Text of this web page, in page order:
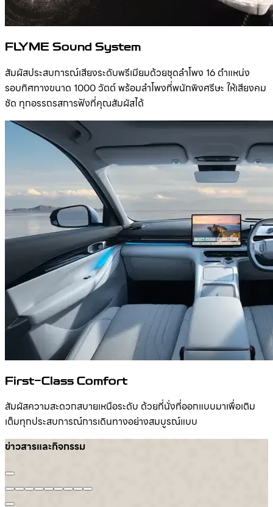
FLYME Sound System
สัมผัสประสบการณ์เสียงระดับพรีเมียมด้วยชุดลำโพง 16 ตำแหน่ง
รอบทิศทางขนาด 1000 วัตต์ พร้อมลำโพงที่พนักพิงศรีษะ ให้เสียงคม
ชัด ทุกอรรถรสการฟังที่คุณสัมผัสได้
First-Class Comfort
สัมผัสความสะดวกสบายเหนือระดับ ด้วยที่นั่งที่ออกแบบมาเพื่อเติม
เต็มทุกประสบการณ์การเดินทางอย่างสมบูรณ์แบบ
ข่าวสารและกิจกรรม